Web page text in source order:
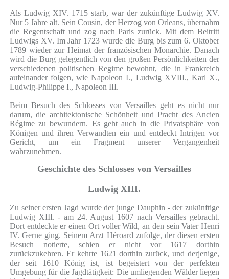
Als Ludwig XIV. 1715 starb, war der zukünftige Ludwig XV.
Nur 5 Jahre alt. Sein Cousin, der Herzog von Orleans, übernahm
die Regentschaft und zog nach Paris zurück. Mit dem Beitritt
Ludwigs XV. Im Jahr 1723 wurde die Burg bis zum 6. Oktober
1789 wieder zur Heimat der französischen Monarchie. Danach
wird die Burg gelegentlich von den großen Persönlichkeiten der
verschiedenen politischen Regime bewohnt, die in Frankreich
aufeinander folgen, wie Napoleon I., Ludwig XVIII., Karl X.,
Ludwig-Philippe I., Napoleon III.
Beim Besuch des Schlosses von Versailles geht es nicht nur
darum, die architektonische Schönheit und Pracht des Ancien
Régime zu bewundern. Es geht auch in die Privatsphäre von
Königen und ihren Verwandten ein und entdeckt Intrigen vor
Gericht, um ein Fragment unserer Vergangenheit
wahrzunehmen.
Geschichte des Schlosses von Versailles
Ludwig XIII.
Zu seiner ersten Jagd wurde der junge Dauphin - der zukünftige
Ludwig XIII. - am 24. August 1607 nach Versailles gebracht.
Dort entdeckte er einen Ort voller Wild, an den sein Vater Henri
IV. Gerne ging. Seinem Arzt Héroard zufolge, der diesen ersten
Besuch notierte, schien er nicht vor 1617 dorthin
zurückzukehren. Er kehrte 1621 dorthin zurück, und derjenige,
der seit 1610 König ist, ist begeistert von der perfekten
Umgebung für die Jagdtätigkeit: Die umliegenden Wälder liegen